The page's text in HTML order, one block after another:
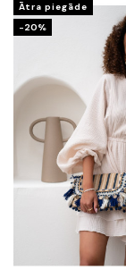
Ātra piegāde
-20%